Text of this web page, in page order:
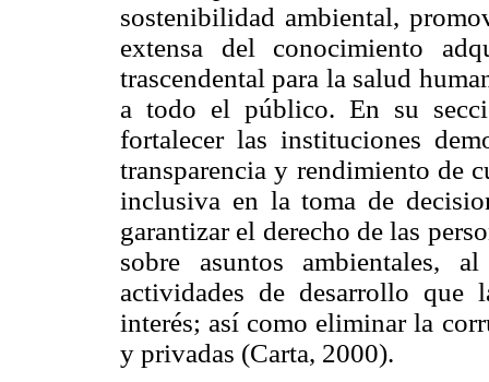
sostenibilidad ambiental,
extensa del conocimiento
trascendental para la salud
a todo el público. En su
fortalecer las instituciones
transparencia y rendimiento de
inclusiva en la toma de
garantizar el derecho de las
sobre asuntos ambientales,
actividades de desarrollo que
interés; así como eliminar la
y privadas (Carta, 2000).